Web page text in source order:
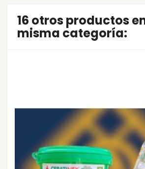
16 otros productos
misma categoría: